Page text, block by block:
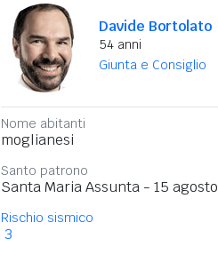
Davide Bortolato
54 anni
Giunta e Consiglio
Nome abitanti
moglianesi
Santo patrono
Santa Maria Assunta - 15 agosto
Rischio sismico
3